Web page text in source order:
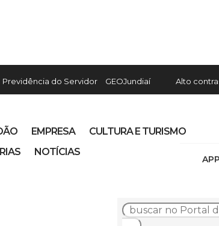
Previdência do Servidor GEOJundiaí Alto
EMPRESA
CULTURA E TURISMO
NOTÍCIAS